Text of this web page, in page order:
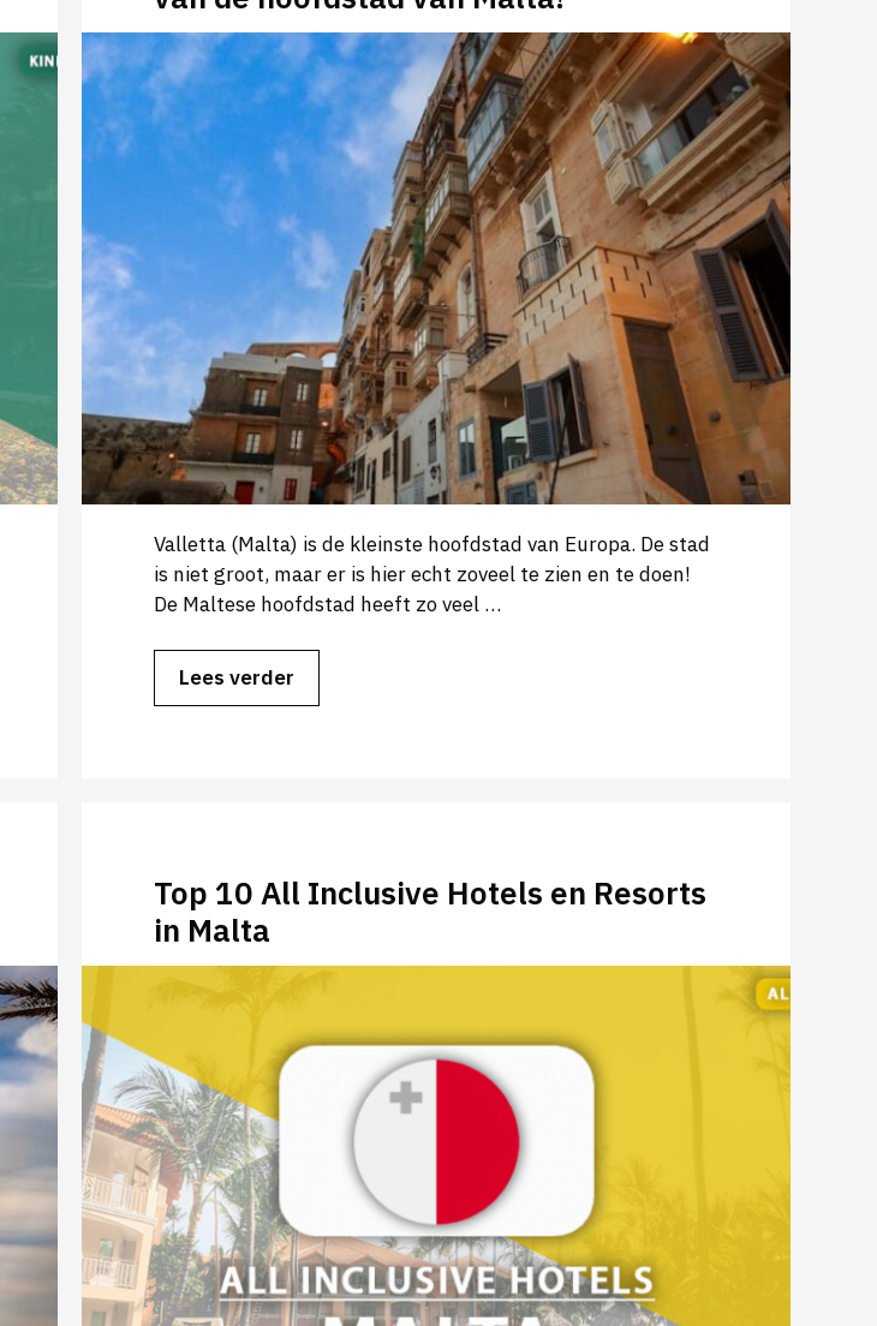
Valletta (Malta) is de kleinste hoofdstad van Europa. De stad
is niet groot, maar er is hier echt zoveel te zien en te doen!
De Maltese hoofdstad heeft zo veel …
Lees verder
Top 10 All Inclusive Hotels en Resorts
in Malta